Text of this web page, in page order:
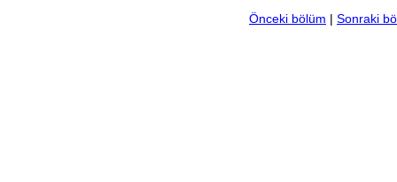
Önceki bölüm | Sonraki